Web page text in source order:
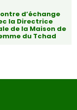
d’échange
la Directrice
de la Maison de
du Tchad